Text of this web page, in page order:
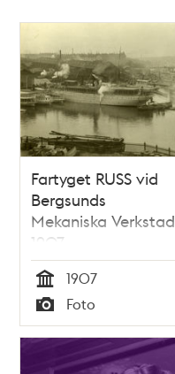
Fartyget RUSS vid
Bergsunds
Mekaniska Verkstad
1907
Tid
1907
Typ
Foto